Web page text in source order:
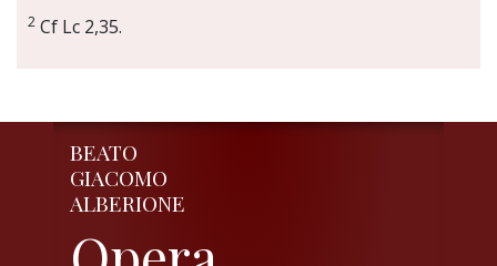
2 Cf Lc 2,35.
BEATO
GIACOMO
ALBERIONE